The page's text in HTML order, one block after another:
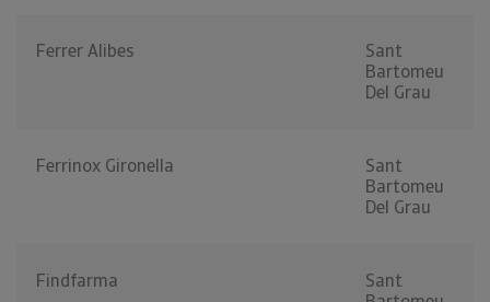
Ferrer Alibes
Sant
Bartomeu
Del Grau
Ferrinox Gironella
Sant
Bartomeu
Del Grau
Findfarma
Sant